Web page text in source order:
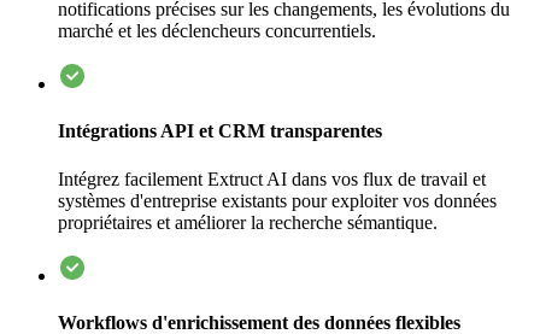
notifications précises sur les changements, les évolutions du
marché et les déclencheurs concurrentiels.
Intégrations API et CRM transparentes
Intégrez facilement Extruct AI dans vos flux de travail et
systèmes d'entreprise existants pour exploiter vos données
propriétaires et améliorer la recherche sémantique.
Workflows d'enrichissement des données flexibles